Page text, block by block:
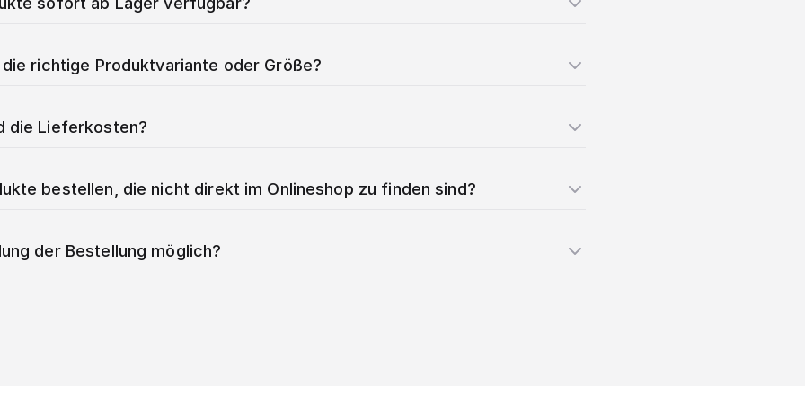
richtige Produktvariante oder Größe?
die Lieferkosten?
bestellen, die nicht direkt im Onlineshop zu finden sind?
der Bestellung möglich?